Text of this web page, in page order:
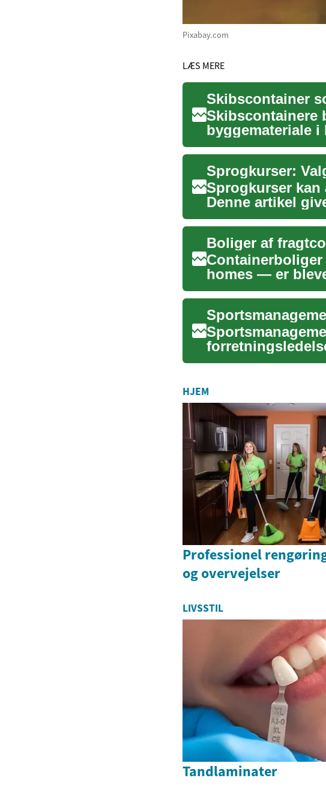
Pixabay.com
LÆS MERE
Skibscontainere
byggemateriale
konstruktioner.
Sprogkurser:
Sprogkurser
Denne artikel
og gen...
homes — er
traditionelt b...
udfordringer og
HJEM
Professionel
og overvejelser
LIVSSTIL
Tandlaminater